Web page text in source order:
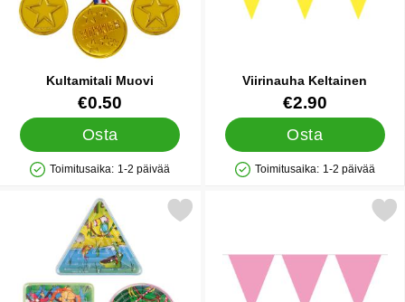
Kultamitali Muovi
Tuote.nro 12482
€0.50
Osta
Saatavuus: Varastossa
Toimitusaika: 1-2 päivää
Viirinauha Keltainen
Tuote.nro 10682
€2.90
Osta
Saatavuus: Varastossa
Toimitusaika: 1-2 päivää
Merkitse labyrinttipeli Viidakko suosikiksiMerkitse viirinauha